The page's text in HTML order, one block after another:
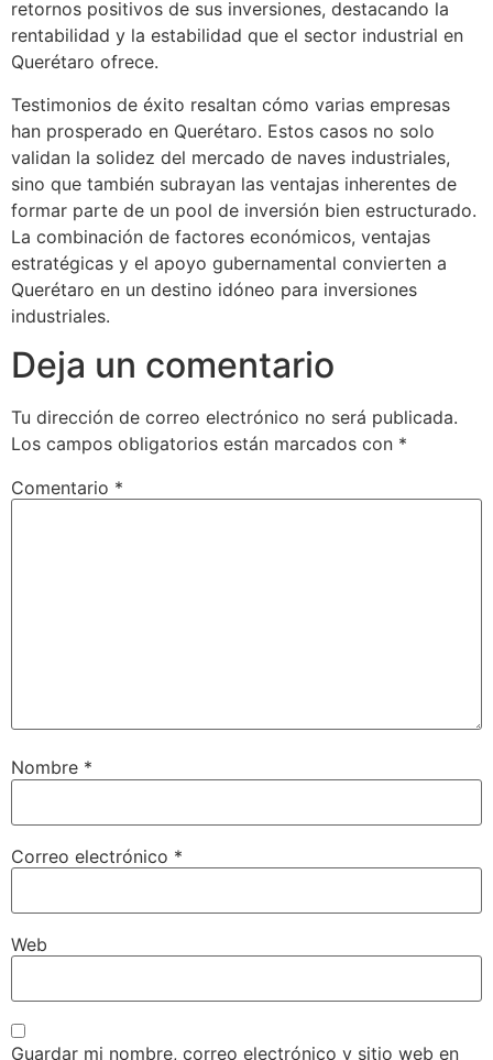
retornos positivos de sus inversiones, destacando la
rentabilidad y la estabilidad que el sector industrial en
Querétaro ofrece.
Testimonios de éxito resaltan cómo varias empresas
han prosperado en Querétaro. Estos casos no solo
validan la solidez del mercado de naves industriales,
sino que también subrayan las ventajas inherentes de
formar parte de un pool de inversión bien estructurado.
La combinación de factores económicos, ventajas
estratégicas y el apoyo gubernamental convierten a
Querétaro en un destino idóneo para inversiones
industriales.
Deja un comentario
Tu dirección de correo electrónico no será publicada.
Los campos obligatorios están marcados con *
Comentario *
Nombre *
Correo electrónico *
Web
Guardar mi nombre, correo electrónico y sitio web en